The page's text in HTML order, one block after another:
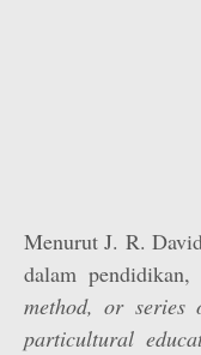
Menurut J. R.
dalam
method, or series
particultural